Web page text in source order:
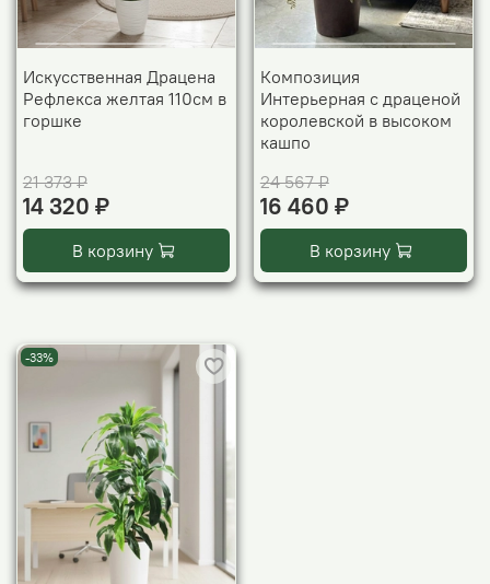
Искусственная Драцена
Рефлекса желтая 110см в
горшке
21 373 ₽
14 320 ₽
В корзину
Композиция
Интерьерная с драценой
королевской в высоком
кашпо
24 567 ₽
16 460 ₽
В корзину
-33%